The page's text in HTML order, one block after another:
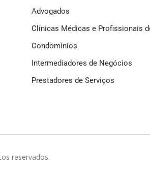
Advogados
Clínicas Médicas e Profissionais
Condomínios
Intermediadores de Negócios
Prestadores de Serviços
reservados.